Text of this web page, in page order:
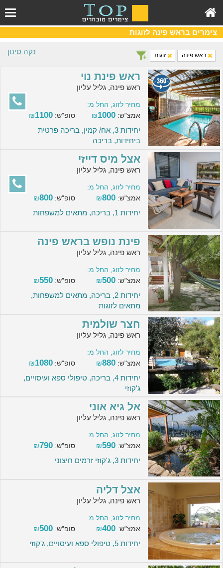
צימרים בראש פינה לזוגות
נקה סינון ראש פינה זוגות
ראש פינת נוי
ראש פינה, גליל עליון
מחיר לזוג, החל מ:
אמצ"ש:
₪1000 סופ"ש: ₪1100
יחידות 3, אח/ קמין, בריכה פרטית
ביחידות, בריכה
אצל מיס דייזי
ראש פינה, גליל עליון
מחיר לזוג, החל מ:
אמצ"ש:
₪800 סופ"ש: ₪800
יחידות 1, בריכה, מתאים למשפחות
פינת נופש בראש פינה
ראש פינה, גליל עליון
מחיר לזוג, החל מ:
אמצ"ש:
₪500 סופ"ש: ₪550
יחידות 2, בריכה, מתאים למשפחות,
מתאים לזוגות
חצר שולמית
ראש פינה, גליל עליון
מחיר לזוג, החל מ:
אמצ"ש:
₪880 סופ"ש: ₪1080
יחידות 4, בריכה, טיפולי ספא ועיסויים,
ג'קוזי
אל גיא אוני
ראש פינה, גליל עליון
מחיר לזוג, החל מ:
אמצ"ש:
₪590 סופ"ש: ₪790
יחידות 3, ג'קוזי זרמים חיצוני
אצל דליה
ראש פינה, גליל עליון
מחיר לזוג, החל מ:
אמצ"ש:
₪400 סופ"ש: ₪500
יחידות 5, טיפולי ספא ועיסויים, ג'קוזי